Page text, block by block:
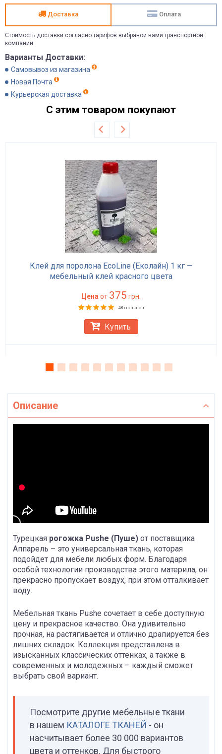
Доставка Оплата
Стоимость доставки согласно тарифов выбраной вами транспортной
компании
Варианты Доставки:
Самовывоз из магазина
Новая Почта
Курьерская доставка
С этим товаром покупают
Клей для поролона EcoLine (Еколайн) 1 кг —
мебельный клей красного цвета
Цена от 375 грн.
48 отзывов
Купить
Описание
Турецкая рогожка Pushe (Пуше) от поставщика
Аппарель – это универсальная ткань, которая
подойдет для мебели любых форм. Благодаря
особой технологии производства этого материла, он
прекрасно пропускает воздух, при этом отталкивает
воду.
Мебельная ткань Pushe сочетает в себе доступную
цену и прекрасное качество. Она удивительно
прочная, на растягивается и отлично драпируется без
лишних складок. Коллекция представлена в
изысканных классических оттенках, а также в
современных и молодежных – каждый сможет
выбрать свой вариант.
Посмотрите другие мебельные ткани
в нашем КАТАЛОГЕ ТКАНЕЙ - он
насчитывает более 30 000 вариантов
цвета и оттенков. Для быстрого